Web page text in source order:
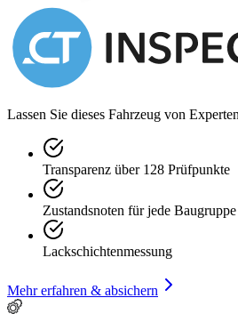
Lassen Sie dieses Fahrzeug von
Transparenz über 128 Prüfpunkte
Zustandsnoten für jede Baugruppe
Lackschichtenmessung
Mehr erfahren & absichern